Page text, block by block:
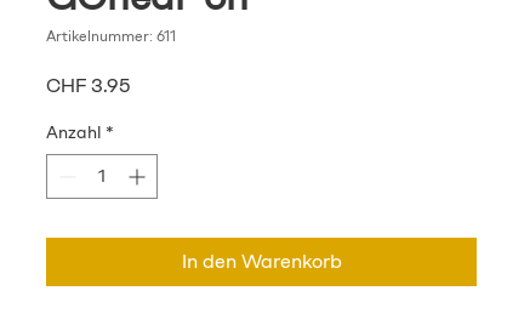
Artikelnummer: 611
CHF 3.95Preis
Anzahl *
In den Warenkorb